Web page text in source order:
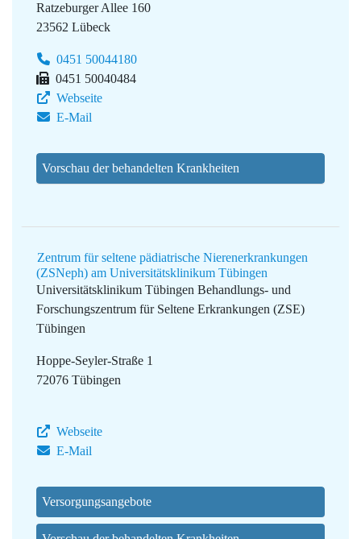
Ratzeburger Allee 160
23562 Lübeck
0451 50044180
0451 50040484
Webseite
E-Mail
Vorschau der behandelten Krankheiten
Zentrum für seltene pädiatrische Nierenerkrankungen
(ZSNeph) am Universitätsklinikum Tübingen
Universitätsklinikum Tübingen Behandlungs- und
Forschungszentrum für Seltene Erkrankungen (ZSE)
Tübingen
Hoppe-Seyler-Straße 1
72076 Tübingen
Webseite
E-Mail
Versorgungsangebote